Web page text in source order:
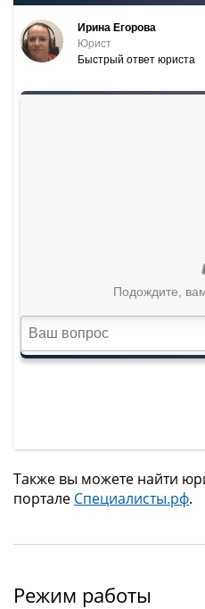
Также вы можете найти
портале Специалисты.рф.
Режим работы